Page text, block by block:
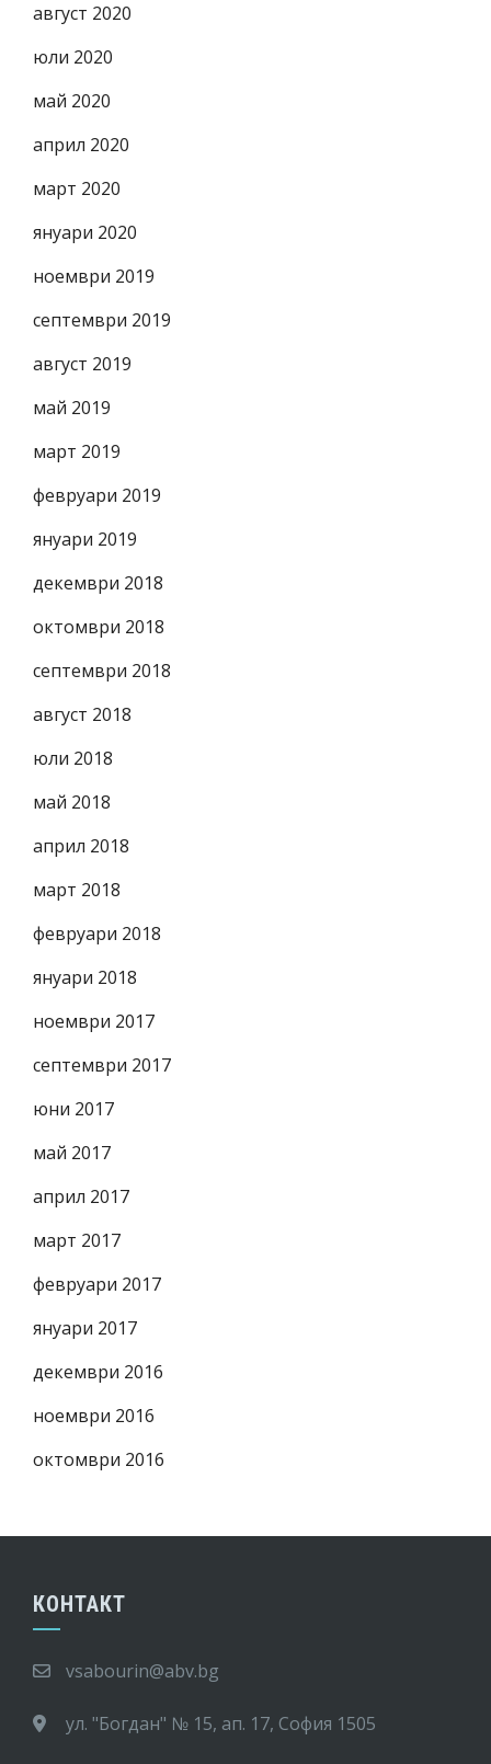
август 2020
юли 2020
май 2020
април 2020
март 2020
януари 2020
ноември 2019
септември 2019
август 2019
май 2019
март 2019
февруари 2019
януари 2019
декември 2018
октомври 2018
септември 2018
август 2018
юли 2018
май 2018
април 2018
март 2018
февруари 2018
януари 2018
ноември 2017
септември 2017
юни 2017
май 2017
април 2017
март 2017
февруари 2017
януари 2017
декември 2016
ноември 2016
октомври 2016
КОНТАКТ
vsabourin@abv.bg
ул. "Богдан" № 15, ап. 17, София 1505